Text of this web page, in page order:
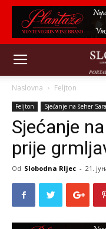
Naslovna Feljton
Feljton Sjećanje na šeher
Sjećanje
prije
Od Slobodna RIjec - 21.